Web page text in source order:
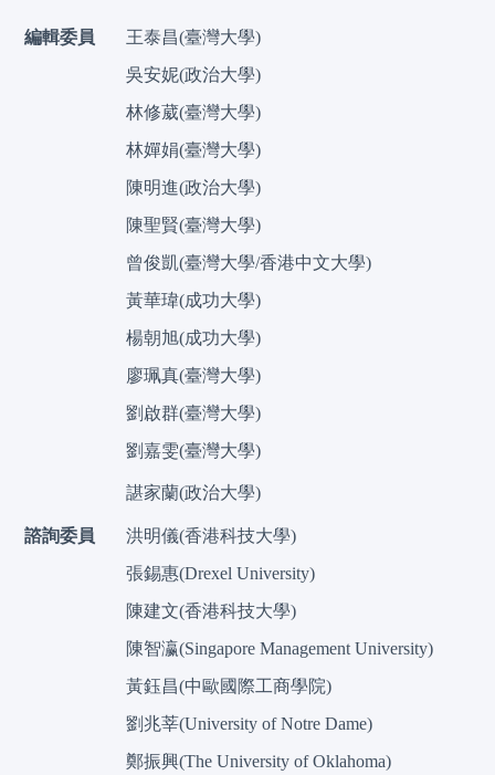
編輯委員
王泰昌(臺灣大學)
吳安妮(政治大學)
林修葳(臺灣大學)
林嬋娟(臺灣大學)
陳明進(政治大學)
陳聖賢(臺灣大學)
曾俊凱(臺灣大學/香港中文大學)
黃華瑋(成功大學)
楊朝旭(成功大學)
廖珮真(臺灣大學)
劉啟群(臺灣大學)
劉嘉雯(臺灣大學)
諶家蘭(政治大學)
諮詢委員
洪明儀(香港科技大學)
張錫惠(Drexel University)
陳建文(香港科技大學)
陳智瀛(Singapore Management University)
黃鈺昌(中歐國際工商學院)
劉兆莘(University of Notre Dame)
鄭振興(The University of Oklahoma)